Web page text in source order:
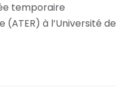
temporaire
à l’Université de